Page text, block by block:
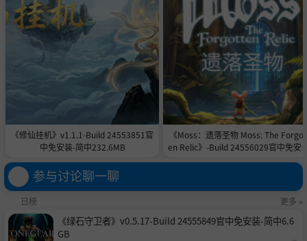
《修仙挂机》v1.1.1-Build 24553851官
中免安装-简中232.6MB
《Moss：遗落圣物 Moss: The
en Relic》-Build 24556029官中免安
简中11.3GB
参与讨论聊一聊
日榜 更多 »
《绿石守卫者》v0.5.17-Build 24555849官中免安装-简中6.6
GB